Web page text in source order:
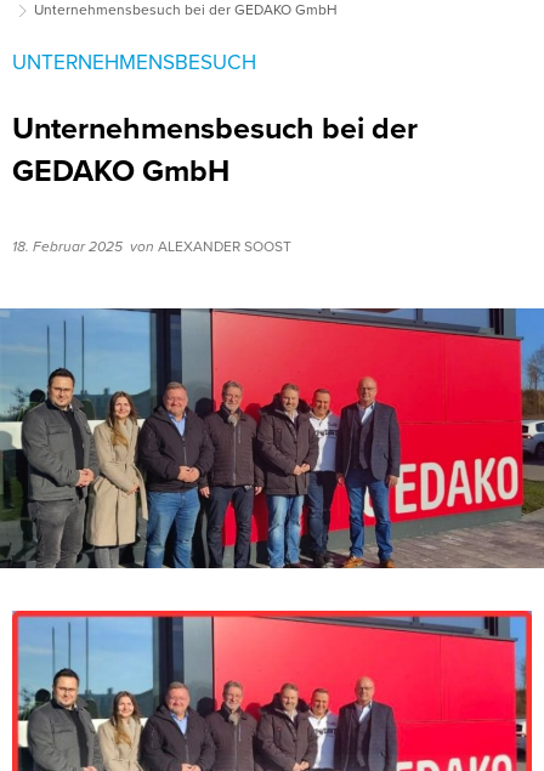
Unternehmensbesuch bei der GEDAKO GmbH
UNTERNEHMENSBESUCH
Unternehmensbesuch bei der
GEDAKO GmbH
18. Februar 2025 von ALEXANDER SOOST